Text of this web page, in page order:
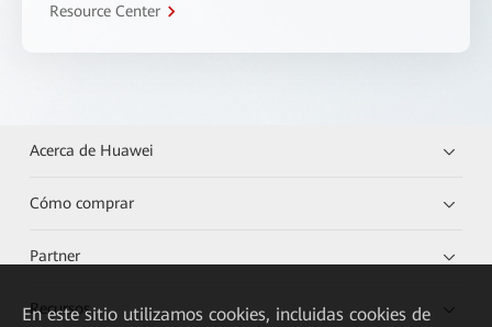
Resource Center
Acerca de Huawei
Cómo comprar
Partner
Recursos
En este sitio utilizamos cookies, incluidas cookies de